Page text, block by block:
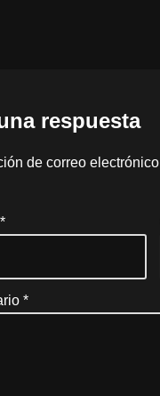
respuesta
de correo
*
*